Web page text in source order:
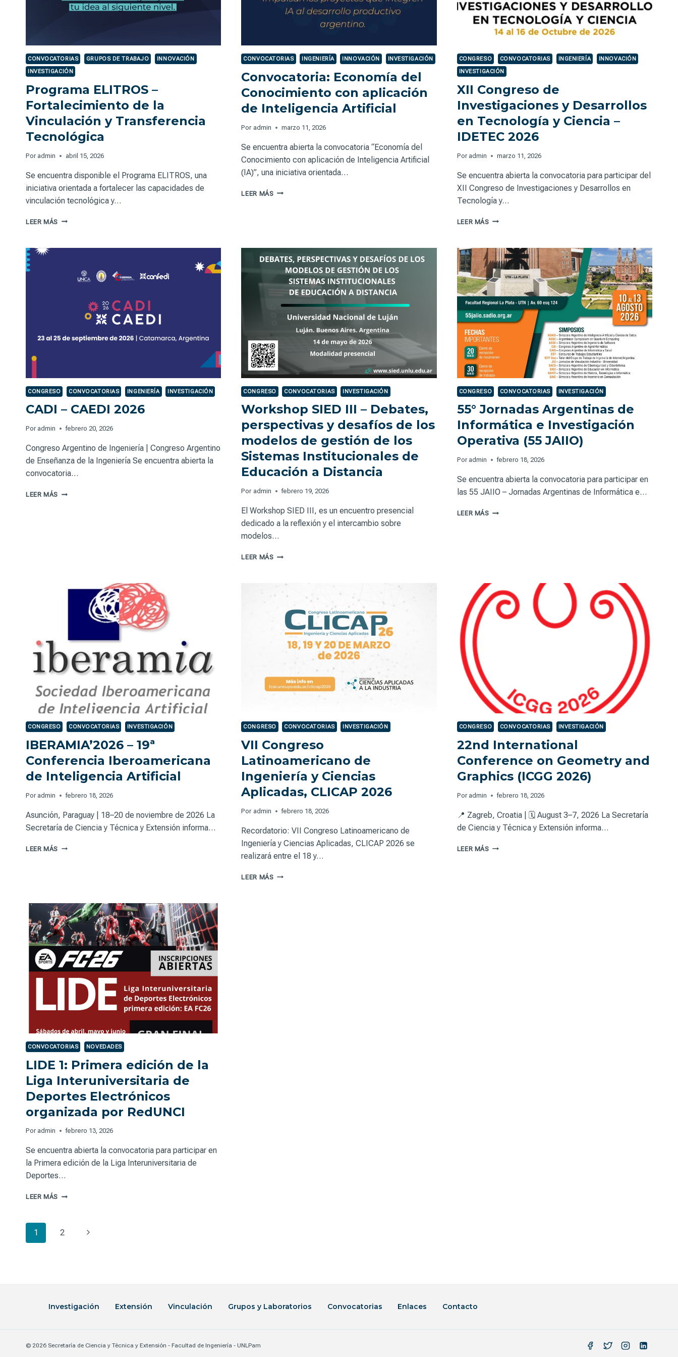
CONVOCATORIAS GRUPOS DE TRABAJO
INNOVACIÓN
INVESTIGACIÓN
Programa ELITROS –
Fortalecimiento de la
Vinculación y Transferencia
Tecnológica
Por admin abril 15, 2026
Se encuentra disponible el Programa ELITROS, una
iniciativa orientada a fortalecer las capacidades de
vinculación tecnológica y…
LEER MÁS PROGRAMA
FORTALECIMIENTO
VINCULACIÓN
TRANSFERENCIA
TECNOLÓGICA
CONVOCATORIAS INGENIERÍA INNOVACIÓN INVESTIGACIÓN
Convocatoria: Economía del
Conocimiento con aplicación
de Inteligencia Artificial
Por admin marzo 11, 2026
Se encuentra abierta la convocatoria “Economía del
Conocimiento con aplicación de Inteligencia Artificial
(IA)”, una iniciativa orientada…
LEER MÁSCONVOCATORIA:
INTELIGENCIA
ARTIFICIAL
CONGRESO CONVOCATORIAS INGENIERÍA
INNOVACIÓN
INVESTIGACIÓN
XII Congreso de
Investigaciones y Desarrollos
en Tecnología y Ciencia –
IDETEC 2026
Por admin marzo 11, 2026
Se encuentra abierta la convocatoria para participar del
XII Congreso de Investigaciones y Desarrollos en
Tecnología y…
LEER MÁSXII
INVESTIGACIONES
Y
DESARROLLOS
EN
TECNOLOGÍA
Y
CIENCIA
–
2026
CONGRESO CONVOCATORIAS INGENIERÍA INVESTIGACIÓN
CADI – CAEDI 2026
Por admin febrero 20, 2026
Congreso Argentino de Ingeniería | Congreso Argentino
de Enseñanza de la Ingeniería Se encuentra abierta la
convocatoria…
LEER MÁS CADI
CONGRESO CONVOCATORIAS INVESTIGACIÓN
Workshop SIED III – Debates,
perspectivas y desafíos de los
modelos de gestión de los
Sistemas Institucionales de
Educación a Distancia
Por admin febrero 19, 2026
El Workshop SIED III, es un encuentro presencial
dedicado a la reflexión y el intercambio sobre
modelos…
LEER MÁSWORKSHOP
DEBATES,
DESAFÍOS
DE
GESTIÓN
DE
DE
A
DISTANCIA
CONGRESO CONVOCATORIAS INVESTIGACIÓN
55° Jornadas Argentinas de
Informática e Investigación
Operativa (55 JAIIO)
Por admin febrero 18, 2026
Se encuentra abierta la convocatoria para participar en
las 55 JAIIO – Jornadas Argentinas de Informática e…
LEER MÁS55°
OPERATIVA
(55
JAIIO)
CONGRESO CONVOCATORIAS INVESTIGACIÓN
IBERAMIA’2026 – 19ª
Conferencia Iberoamericana
de Inteligencia Artificial
Por admin febrero 18, 2026
Asunción, Paraguay | 18–20 de noviembre de 2026 La
Secretaría de Ciencia y Técnica y Extensión informa…
LEER MÁS IBERAMIA’2026
INTELIGENCIA
ARTIFICIAL
CONGRESO CONVOCATORIAS INVESTIGACIÓN
VII Congreso
Latinoamericano de
Ingeniería y Ciencias
Aplicadas, CLICAP 2026
Por admin febrero 18, 2026
Recordatorio: VII Congreso Latinoamericano de
Ingeniería y Ciencias Aplicadas, CLICAP 2026 se
realizará entre el 18 y…
LEER MÁSVII
CONGRESO CONVOCATORIAS INVESTIGACIÓN
22nd International
Conference on Geometry and
Graphics (ICGG 2026)
Por admin febrero 18, 2026
📍 Zagreb, Croatia | 🗓 August 3–7, 2026 La Secretaría
de Ciencia y Técnica y Extensión informa…
LEER MÁS22ND
CONVOCATORIAS NOVEDADES
LIDE 1: Primera edición de la
Liga Interuniversitaria de
Deportes Electrónicos
organizada por RedUNCI
Por admin febrero 13, 2026
Se encuentra abierta la convocatoria para participar en
la Primera edición de la Liga Interuniversitaria de
Deportes…
LEER MÁS LIDE
DE
ORGANIZADA
Navegación
1 2
Siguiente
Investigación Extensión Vinculación Grupos y Laboratorios Convocatorias Enlaces Contacto
© 2026 Secretaría de Ciencia y Técnica y Extensión - Facultad de Ingeniería - UNLPam